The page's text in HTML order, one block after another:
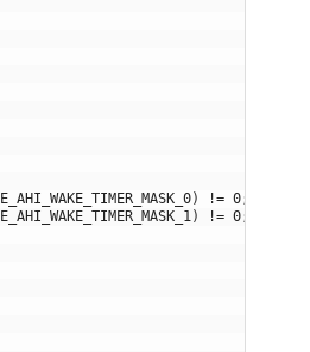
E_AHI_WAKE_TIMER_MASK_0) != 0;
E_AHI_WAKE_TIMER_MASK_1) != 0;